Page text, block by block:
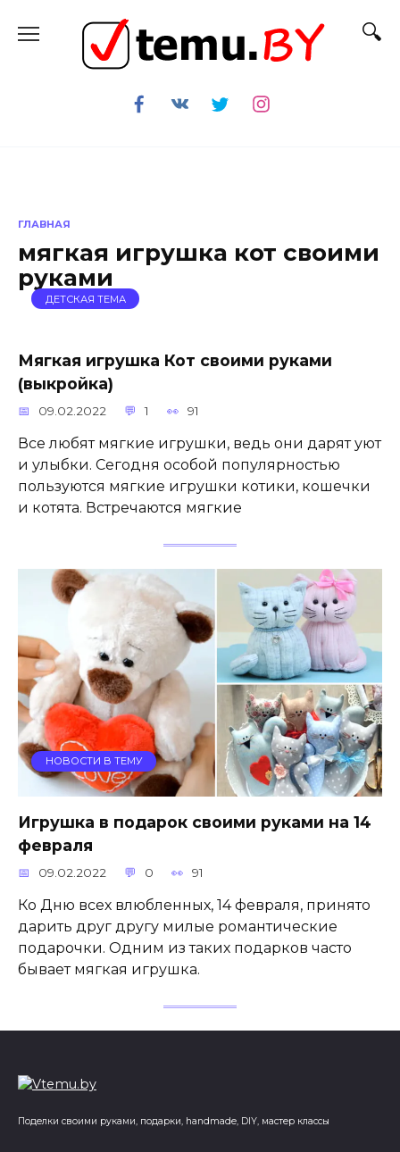
содержанию
ГЛАВНАЯ
мягкая игрушка кот своими
руками
ДЕТСКАЯ ТЕМА
Мягкая игрушка Кот своими руками
(выкройка)
09.02.2022 1 91
Все любят мягкие игрушки, ведь они дарят уют
и улыбки. Сегодня особой популярностью
пользуются мягкие игрушки котики, кошечки
и котята. Встречаются мягкие
НОВОСТИ В ТЕМУ
Игрушка в подарок своими руками на 14
февраля
09.02.2022 0 91
Ко Дню всех влюбленных, 14 февраля, принято
дарить друг другу милые романтические
подарочки. Одним из таких подарков часто
бывает мягкая игрушка.
Поделки своими руками, подарки, handmade, DIY, мастер классы